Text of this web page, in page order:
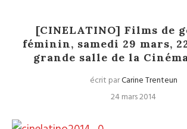
[CINELATINO] Films de
féminin, samedi 29 mars,
grande salle de la
écrit parCarine Trenteun
24 mars 2014